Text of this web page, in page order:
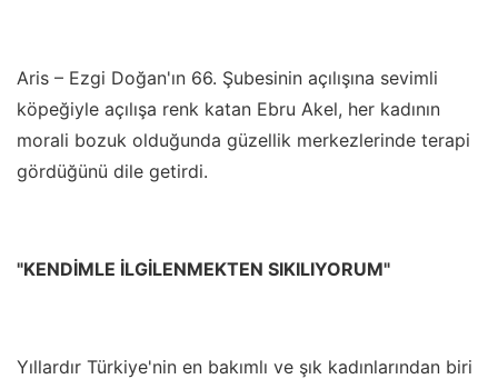
Aris – Ezgi Doğan'ın 66. Şubesinin açılışına sevimli
köpeğiyle açılışa renk katan Ebru Akel, her kadının
morali bozuk olduğunda güzellik merkezlerinde terapi
gördüğünü dile getirdi.
"KENDİMLE İLGİLENMEKTEN SIKILIYORUM"
Yıllardır Türkiye'nin en bakımlı ve şık kadınlarından biri